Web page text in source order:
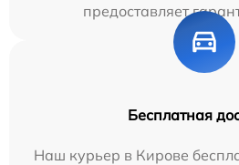
предоставляет
Бесплатная
Наш курьер в Кирове